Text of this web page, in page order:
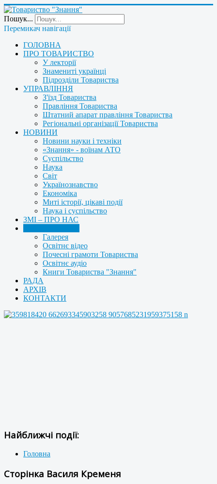
Пошук...
Перемикач навігації
ГОЛОВНА
ПРО ТОВАРИСТВО
У лекторії
Знамениті українці
Підрозділи Товариства
УПРАВЛІННЯ
З'їзд Товариства
Правління Товариства
Штатний апарат правління Товариства
Регіональні організації Товариства
НОВИНИ
Новини науки і техніки
«Знання» - воїнам АТО
Суспільство
Наука
Світ
Українознавство
Економіка
Миті історії, цікаві події
Наука і суспільство
ЗМІ – ПРО НАС
Галерея
Освітнє відео
Почесні грамоти Товариства
Освітнє аудіо
Книги Товариства "Знання"
РАДА
АРХІВ
КОНТАКТИ
Найближчі події:
Головна
Сторінка Василя Кременя